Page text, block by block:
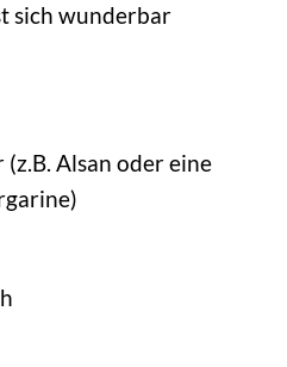
sich wunderbar
Alsan oder eine